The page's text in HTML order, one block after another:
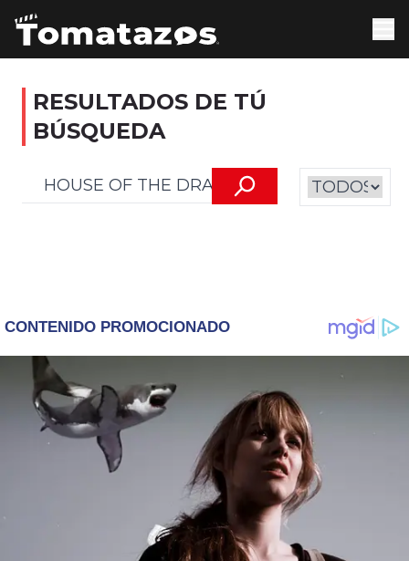
RESULTADOS DE TÚ
BÚSQUEDA